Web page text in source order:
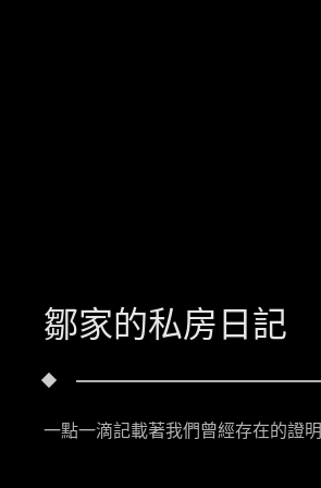
鄒家的私房日記
一點一滴記載著我們曾經存在的證明